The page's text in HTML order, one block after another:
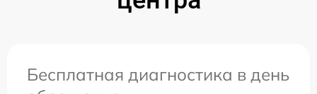
Бесплатная диагностика в день